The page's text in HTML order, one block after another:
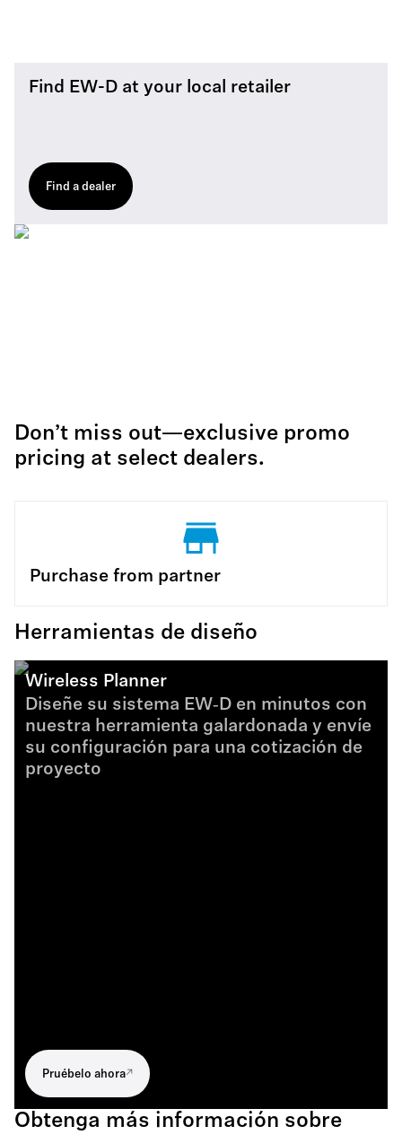
Find EW-D at your local retailer
Find a dealer
Don’t miss out—exclusive promo
pricing at select dealers.
Purchase from partner
Herramientas de diseño
Wireless Planner
Diseñe su sistema EW‑D en minutos con
nuestra herramienta galardonada y envíe
su configuración para una cotización de
proyecto
Pruébelo ahora
Obtenga más información sobre